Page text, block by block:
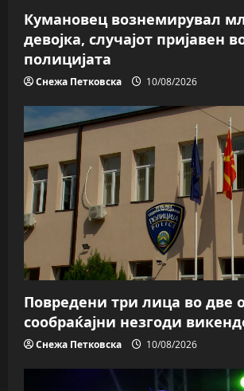
Кумановец вознемирувал
девојка, случајот пријавен
полицијата
Снежа Петковска 10/08/2026
Повредени три лица во две
сообраќајни незгоди
Снежа Петковска 10/08/2026